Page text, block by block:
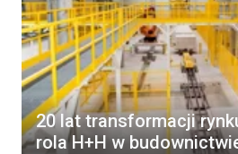
20 lat transformacji
rola H+H w